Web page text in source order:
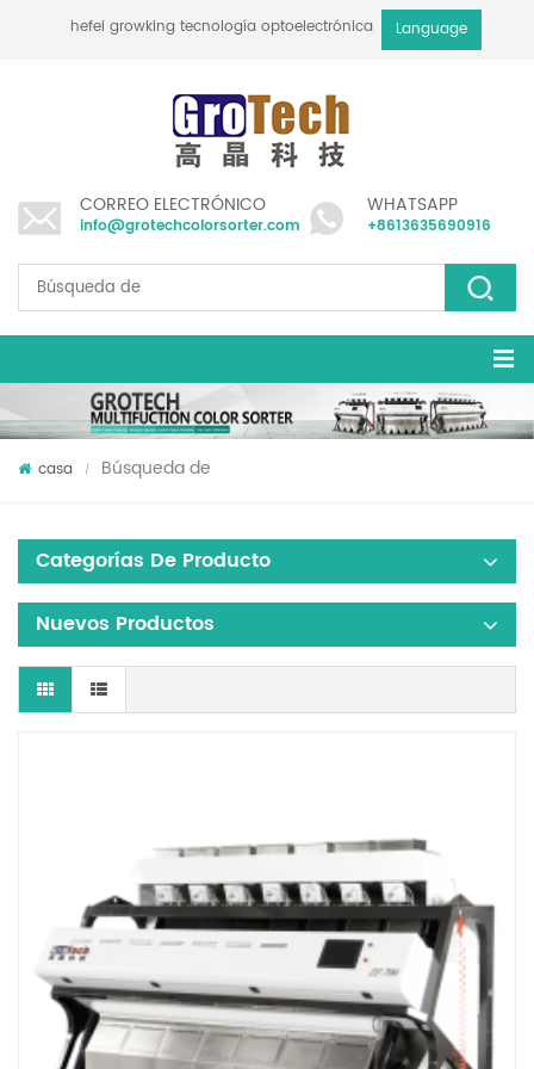
hefei growking tecnología optoelectrónica co., ltdLanguage
CORREO ELECTRÓNICO
info@grotechcolorsorter.com
WHATSAPP
+8613635690916
casa / Búsqueda de
Categorías De Producto
Nuevos Productos